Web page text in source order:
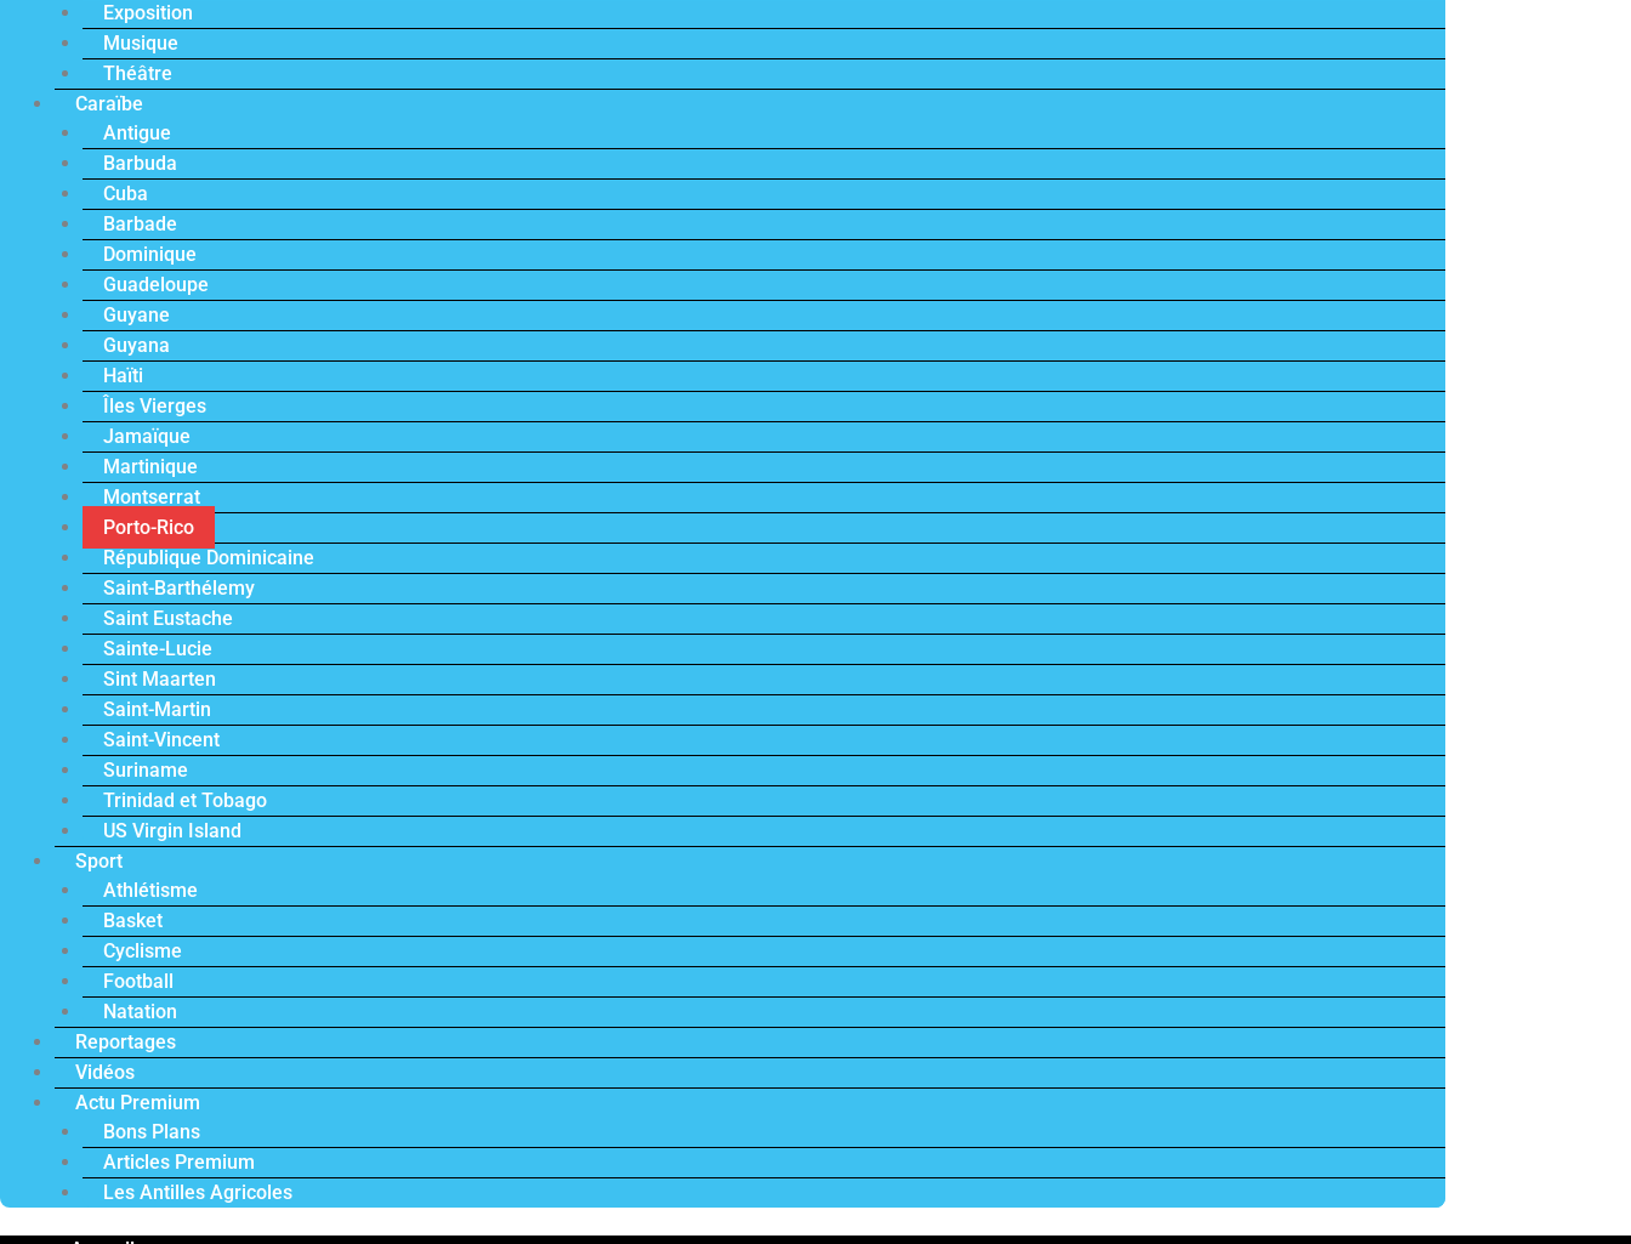
Exposition
Musique
Théâtre
Caraïbe
Antigue
Barbuda
Cuba
Barbade
Dominique
Guadeloupe
Guyane
Guyana
Haïti
Îles Vierges
Jamaïque
Martinique
Montserrat
Porto-Rico
République Dominicaine
Saint-Barthélemy
Saint Eustache
Sainte-Lucie
Sint Maarten
Saint-Martin
Saint-Vincent
Suriname
Trinidad et Tobago
US Virgin Island
Sport
Athlétisme
Basket
Cyclisme
Football
Natation
Reportages
Vidéos
Actu Premium
Bons Plans
Articles Premium
Les Antilles Agricoles